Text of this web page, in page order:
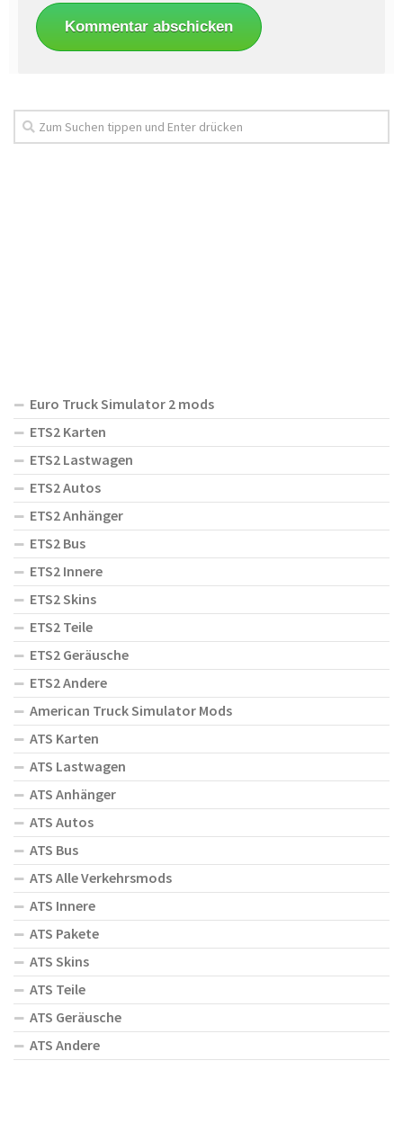
Euro Truck Simulator 2 mods
ETS2 Karten
ETS2 Lastwagen
ETS2 Autos
ETS2 Anhänger
ETS2 Bus
ETS2 Innere
ETS2 Skins
ETS2 Teile
ETS2 Geräusche
ETS2 Andere
American Truck Simulator Mods
ATS Karten
ATS Lastwagen
ATS Anhänger
ATS Autos
ATS Bus
ATS Alle Verkehrsmods
ATS Innere
ATS Pakete
ATS Skins
ATS Teile
ATS Geräusche
ATS Andere